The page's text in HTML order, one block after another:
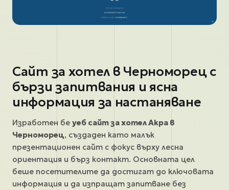
Сайт за хотел в Черноморец с
бързи запитвания и ясна
информация за настаняване
Изработен бе уеб сайт за хотел Акра в
Черноморец, създаден като малък
презентационен сайт с фокус върху лесна
ориентация и бърз контакт. Основната цел
беше посетителите да достигат до ключовата
информация и да изпращат запитване без